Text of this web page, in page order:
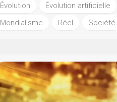
Évolution Évolution artificielle
Mondialisme
Réel Société